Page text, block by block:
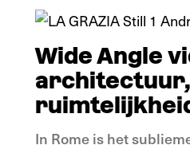
Wide Angle
In Rome is het